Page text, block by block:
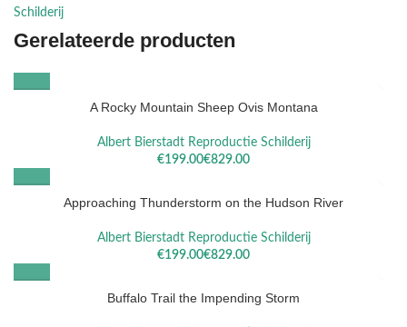
Schilderij
Gerelateerde producten
A Rocky Mountain Sheep Ovis Montana
Albert Bierstadt Reproductie Schilderij
€
€
Approaching Thunderstorm on the Hudson River
Albert Bierstadt Reproductie Schilderij
€
€
Buffalo Trail the Impending Storm